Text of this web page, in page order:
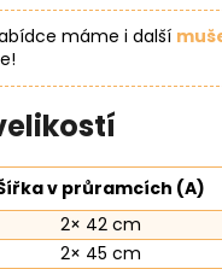
máme i další
v průramcích (A)
2× 42 cm
2× 45 cm